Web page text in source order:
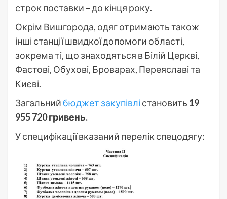
строк поставки – до кінця року.
Окрім Вишгорода, одяг отримають також
інші станції швидкої допомоги області,
зокрема ті, що знаходяться в Білій Церкві,
Фастові, Обухові, Броварах, Переяславі та
Києві.
Загальний бюджет закупівлістановить 19
955 720 гривень.
У специфікації вказаний перелік спецодягу: